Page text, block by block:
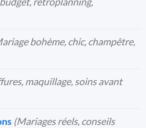
bohème, chic, champêtre,
maquillage, soins avant
(Mariages réels, conseils